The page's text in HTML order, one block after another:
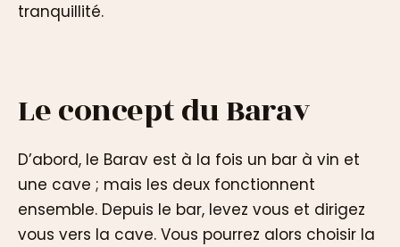
tranquillité.
Le concept du Barav
D’abord, le Barav est à la fois un bar à vin et
une cave ; mais les deux fonctionnent
ensemble. Depuis le bar, levez vous et dirigez
vous vers la cave. Vous pourrez alors choisir la